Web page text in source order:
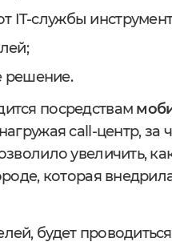
IT-cлужбы
решение.
посредствам
call-центр,
увеличить,
которая
будет